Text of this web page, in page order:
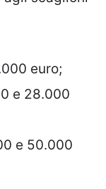
euro;
e 28.000
e 50.000